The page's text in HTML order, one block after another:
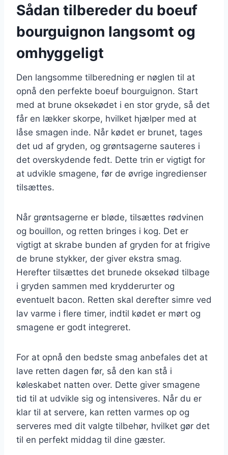
Sådan tilbereder du boeuf
bourguignon langsomt og
omhyggeligt
Den langsomme tilberedning er nøglen til at
opnå den perfekte boeuf bourguignon. Start
med at brune oksekødet i en stor gryde, så det
får en lækker skorpe, hvilket hjælper med at
låse smagen inde. Når kødet er brunet, tages
det ud af gryden, og grøntsagerne sauteres i
det overskydende fedt. Dette trin er vigtigt for
at udvikle smagene, før de øvrige ingredienser
tilsættes.
Når grøntsagerne er bløde, tilsættes rødvinen
og bouillon, og retten bringes i kog. Det er
vigtigt at skrabe bunden af gryden for at frigive
de brune stykker, der giver ekstra smag.
Herefter tilsættes det brunede oksekød tilbage
i gryden sammen med krydderurter og
eventuelt bacon. Retten skal derefter simre ved
lav varme i flere timer, indtil kødet er mørt og
smagene er godt integreret.
For at opnå den bedste smag anbefales det at
lave retten dagen før, så den kan stå i
køleskabet natten over. Dette giver smagene
tid til at udvikle sig og intensiveres. Når du er
klar til at servere, kan retten varmes op og
serveres med dit valgte tilbehør, hvilket gør det
til en perfekt middag til dine gæster.